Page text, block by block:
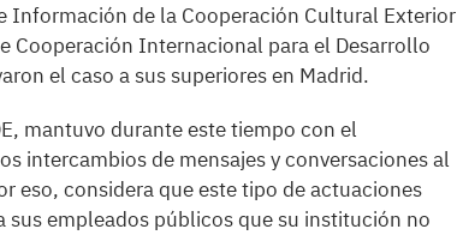
Información de la Cooperación Cultural Exterior
Cooperación Internacional para el Desarrollo
el caso a sus superiores en Madrid.
mantuvo durante este tiempo con el
intercambios de mensajes y conversaciones al
eso, considera que este tipo de actuaciones
sus empleados públicos que su institución no